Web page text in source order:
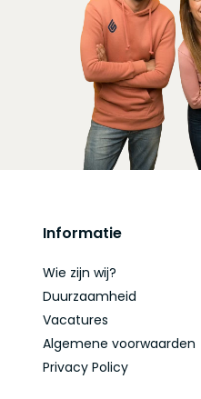
Informatie
Wie zijn wij?
Duurzaamheid
Vacatures
Algemene voorwaarden
Privacy Policy